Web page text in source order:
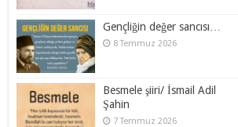
Gençliğin değer sancısı…
8 Temmuz 2026
Besmele şiiri/ İsmail Adil
Şahin
7 Temmuz 2026